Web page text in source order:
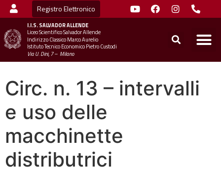
Registro Elettronico
I.I.S.SALVADOR ALLENDE
Liceo Scientifico Salvador Allende
Indirizzo Classico Marco Aurelio
Istituto Tecnico Economico Pietro Custodi
Via U. Dini, 7 – Milano
Circ. n. 13 – intervalli
e uso delle
macchinette
distributrici